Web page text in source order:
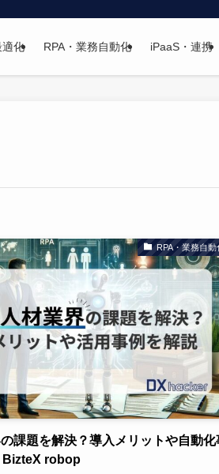
適化 RPA・業務自動化 iPaaS・連携
RPA・業務自動
課題を解決？導入メリットや自動化
BizteX robop